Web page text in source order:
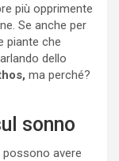
più opprimente
Se anche per
piante che
dello
ma perché?
sonno
avere